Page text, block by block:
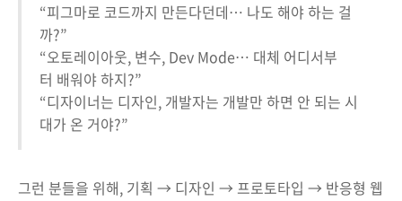
“피그마로 코드까지 만든다던데… 나도 해야 하는 걸
까?”
“오토레이아웃, 변수, Dev Mode… 대체 어디서부
터 배워야 하지?”
“디자이너는 디자인, 개발자는 개발만 하면 안 되는 시
대가 온 거야?”
그런 분들을 위해, 기획 → 디자인 → 프로토타입 → 반응형 웹